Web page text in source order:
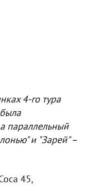
4-го тура
параллельный
и "Зарей" –
45,